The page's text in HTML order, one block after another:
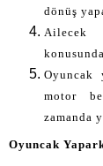
dönüş
Ailecek
Oyuncak
motor
zamanda
Oyuncak